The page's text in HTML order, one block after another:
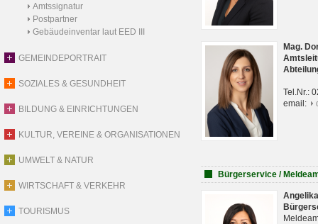
Amtssignatur
Postpartner
Gebäudeinventar laut EED III
GEMEINDEPORTRAIT
SOZIALES & GESUNDHEIT
BILDUNG & EINRICHTUNGEN
KULTUR, VEREINE & ORGANISATIONEN
UMWELT & NATUR
WIRTSCHAFT & VERKEHR
TOURISMUS
Mag.
Tel.Nr.:
email:
Bürgerservice /